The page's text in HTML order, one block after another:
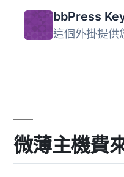
bbPress
微薄主機費